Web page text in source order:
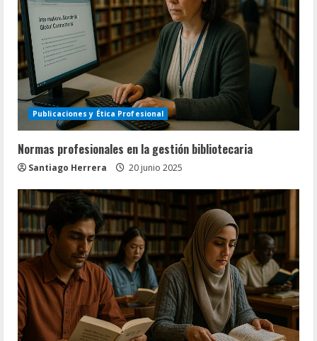
Publicaciones y Ética Profesional
Normas profesionales en la gestión bibliotecaria
Santiago Herrera 20 junio 2025